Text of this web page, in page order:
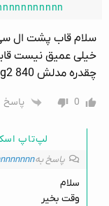
سلام قاب پشت ال
خیلی عمیق نیست
چقدره مدلش hp elitebook g2 840
0 پاسخ
لپ‌تاپ
پاسخ به
سلام
وقت بخیر